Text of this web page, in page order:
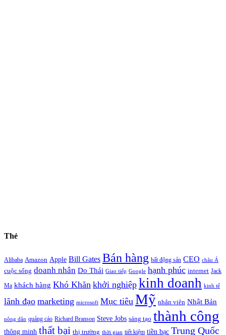
Thẻ
Alibaba Amazon Apple Bill Gates Bán hàng bất động sản CEO châu Á
cuộc sống doanh nhân Do Thái Giao tiếp Google hạnh phúc internet Jack
Ma khách hàng Khó Khăn khởi nghiệp kinh doanh kinh tế
lãnh đạo marketing microsoft Mục tiêu Mỹ nhân viên Nhật Bản
nông dân quảng cáo Richard Branson Steve Jobs sáng tạo thành công
thông minh thất bại thị trường thời gian tiết kiệm tiền bạc Trung Quốc